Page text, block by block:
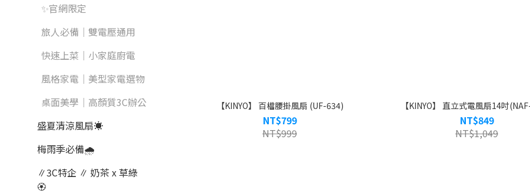
✨官網限定
旅人必備｜雙電壓通用
快速上菜｜小家庭廚電
風格家電｜美型家電選物
桌面美學｜高顏質3C辦公
盛夏清涼風扇☀️
梅雨季必備🌧️
∥3C特企 ∥ 奶茶 x 草綠
🏵
【KINYO】 百檔腰掛風扇 (UF-634)
NT$799
NT$999
【KINYO】 直立式電風扇14吋
NT$849
NT$1,049